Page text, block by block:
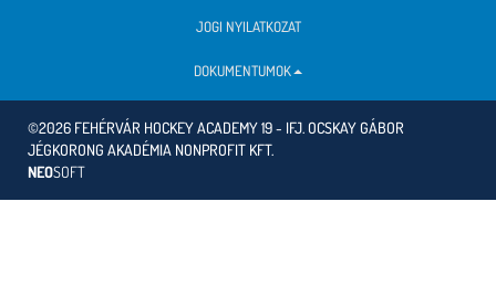
JOGI NYILATKOZAT
DOKUMENTUMOK
©2026 FEHÉRVÁR HOCKEY ACADEMY 19 - IFJ. OCSKAY GÁBOR
JÉGKORONG AKADÉMIA NONPROFIT KFT.
NEOSOFT